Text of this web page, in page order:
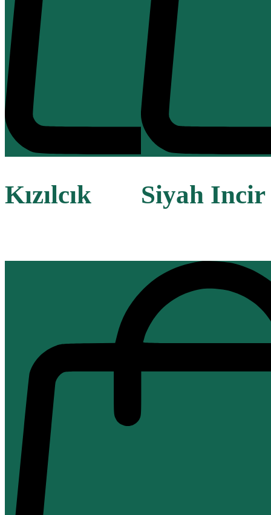
Kızılcık Siyah Incir